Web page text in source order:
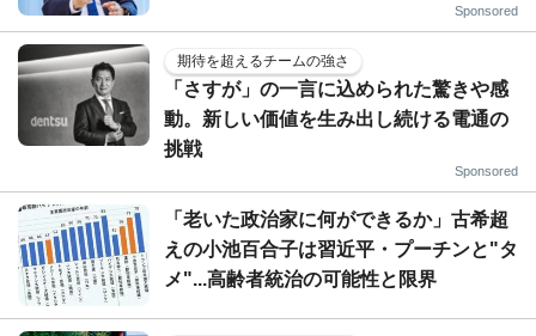
Sponsored
期待を超えるチームの強さ
「さすが」の一言に込められた驚きや感
動。新しい価値を生み出し続ける電通の
挑戦
Sponsored
「老いた政治家に何ができるか」古希超
えの小池百合子は習近平・プーチンと"タ
メ"...高齢者統治の可能性と限界